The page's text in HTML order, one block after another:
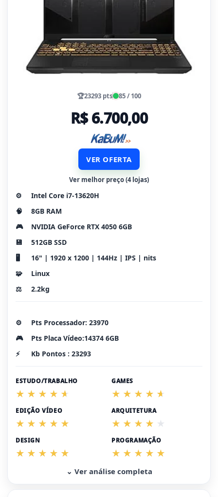
🏆23293 pts 85 / 100
R$ 6.700,00
VER OFERTA
Ver melhor preço (4 lojas)
⚙️
Intel Core i7-13620H
🧠
8GB RAM
🎮
NVIDIA GeForce RTX 4050 6GB
💾
512GB SSD
🖥️
16" | 1920 x 1200 | 144Hz | IPS | nits
🧩
Linux
⚖️
2.2kg
⚙️
Pts Processador: 23970
🎮
Pts Placa Vídeo:14374 6GB
⚡
Kb Pontos : 23293
ESTUDO/TRABALHO GAMES
EDIÇÃO VÍDEO ARQUITETURA
DESIGN PROGRAMAÇÃO
⌄ Ver análise completa